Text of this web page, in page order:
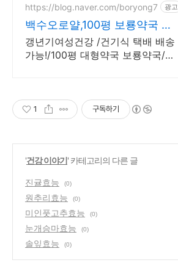
력을 채우세요.
https://blog.naver.com/boryong7 광고
백수오로얄,100평 보룡약국 대
형약국/태릉입구,육사 근처
갱년기여성건강 /건기식 택배 배송
가능!/100평 대형약국 보룡약국/친
1 구독하기
'건강 이야기' 카테고리의 다른 글
진귤효능 (0)
원추리효능 (0)
미인풋고추효능 (0)
눈개승마효능 (0)
솔잎효능 (0)